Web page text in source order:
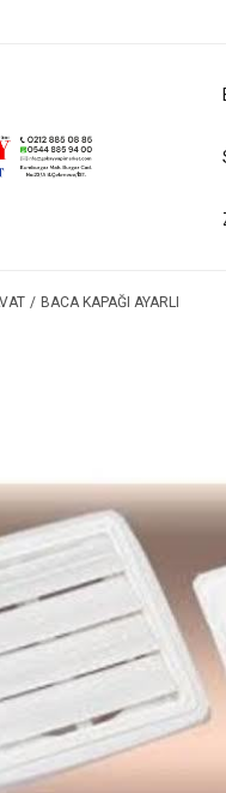
BACA KAPAĞI AYARLI